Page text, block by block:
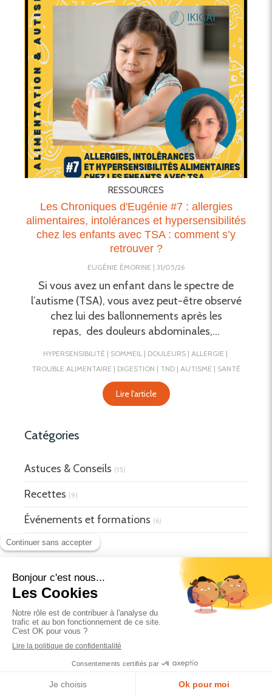
RESSOURCES
Les Chroniques d'Eugénie #7 : allergies
alimentaires, intolérances et hypersensibilités
chez les enfants avec TSA : comment s’y
retrouver ?
EUGÉNIE ÉMORINE 31/05/26
Si vous avez un enfant dans le spectre de
l’autisme (TSA), vous avez peut-être observé
chez lui des ballonnements après les
repas, des douleurs abdominales,...
HYPERSENSIBILITÉ SOMMEIL DOULEURS
ALLERGIE
TROUBLE ALIMENTAIRE
DIGESTION TND AUTISME SANTÉ
Lire l'article
Catégories
Astuces & Conseils (15)
Recettes (9)
Événements et formations (6)
Ressources (16)
NEWSLETTER